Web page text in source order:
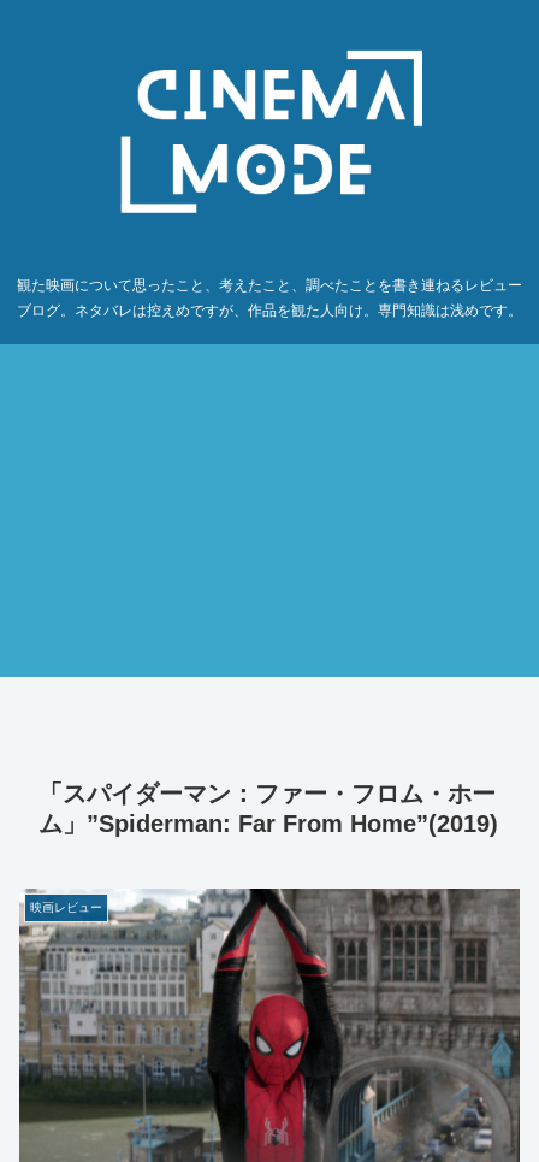
観た映画について思ったこと、考えたこと、調べたことを書き連ねるレビュー
ブログ。ネタバレは控えめですが、作品を観た人向け。専門知識は浅めです。
「スパイダーマン：ファー・フロム・ホー
ム」”Spiderman: Far From Home”(2019)
映画レビュー